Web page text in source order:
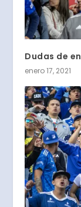
Dudas de
enero 17, 2021